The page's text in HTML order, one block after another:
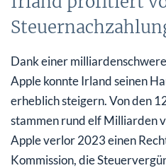
Dank einer
Apple konnte Irland seinen
erheblich steigern. Von den
stammen rund elf Milliarden
Apple verlor 2023 einen
Kommission, die